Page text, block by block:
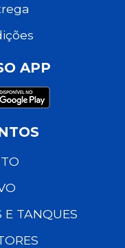
APP
E TANQUES